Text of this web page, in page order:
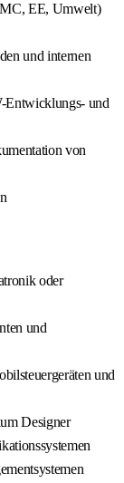
EE, Umwelt)
und internen
Entwicklungs- und
von
oder
und
und
Designer